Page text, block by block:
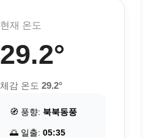
현재 온도
29.2°
체감 온도 29.2°
🧭 풍향: 북북동풍
🌅 일출: 05:35